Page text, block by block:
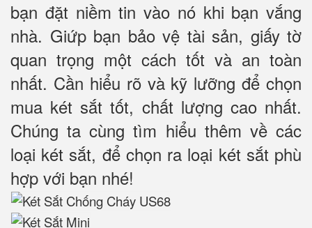
bạn đặt niềm tin vào nó khi bạn vắng
nhà. Giứp bạn bảo vệ tài sản, giấy tờ
quan trọng một cách tốt và an toàn
nhất. Cần hiểu rõ và kỹ lưỡng để chọn
mua két sắt tốt, chất lượng cao nhất.
Chúng ta cùng tìm hiểu thêm về các
loại két sắt, để chọn ra loại két sắt phù
hợp với bạn nhé!